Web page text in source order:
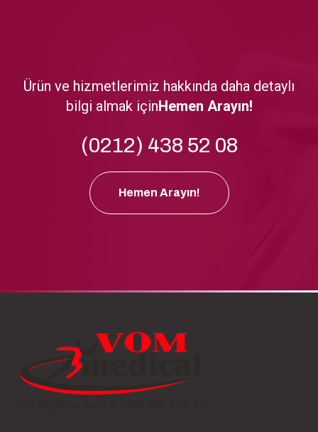
Ürün ve hizmetlerimiz hakkında daha detaylı
bilgi almak içinHemen Arayın!
(0212) 438 52 08
Hemen Arayın!